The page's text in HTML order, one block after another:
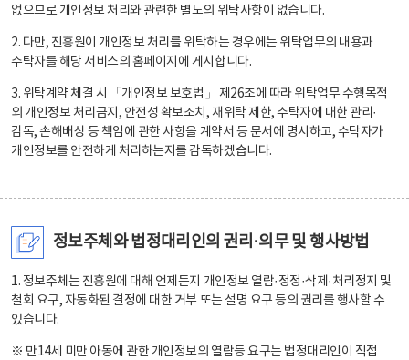
없으므로 개인정보 처리와 관련한 별도의 위탁사항이 없습니다.
2. 다만, 진흥원이 개인정보 처리를 위탁하는 경우에는 위탁업무의 내용과
수탁자를 해당 서비스의 홈페이지에 게시합니다.
3. 위탁계약 체결 시 「개인정보 보호법」 제26조에 따라 위탁업무 수행목적
외 개인정보 처리금지, 안전성 확보조치, 재위탁 제한, 수탁자에 대한 관리·
감독, 손해배상 등 책임에 관한 사항을 계약서 등 문서에 명시하고, 수탁자가
개인정보를 안전하게 처리하는지를 감독하겠습니다.
정보주체와 법정대리인의 권리·의무 및 행사방법
1. 정보주체는 진흥원에 대해 언제든지 개인정보 열람·정정·삭제·처리정지 및
철회 요구, 자동화된 결정에 대한 거부 또는 설명 요구 등의 권리를 행사할 수
있습니다.
※ 만14세 미만 아동에 관한 개인정보의 열람등 요구는 법정대리인이 직접